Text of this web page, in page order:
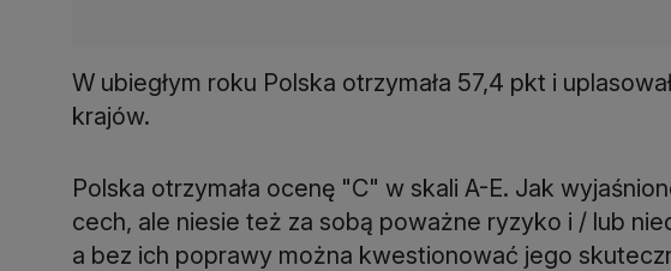
W ubiegłym roku Polska otrzymała 57,4 pkt i
krajów.
Polska otrzymała ocenę "C" w skali A-E. Jak
cech, ale niesie też za sobą poważne ryzyko i / lub
a bez ich poprawy można kwestionować jego